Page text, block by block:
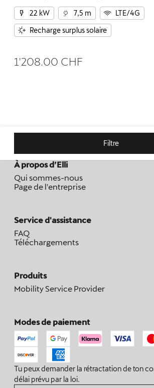
22 kW 7,5 m
LTE/4G
Recharge surplus solaire
1'208.00 CHF
Filtre
À propos d’Elli
Qui sommes-nous
Page de l'entreprise
Service d'assistance
FAQ
Téléchargements
Produits
Mobility Service Provider
Modes de paiement
Tu peux demander la rétractation de ton
délai prévu par la loi.